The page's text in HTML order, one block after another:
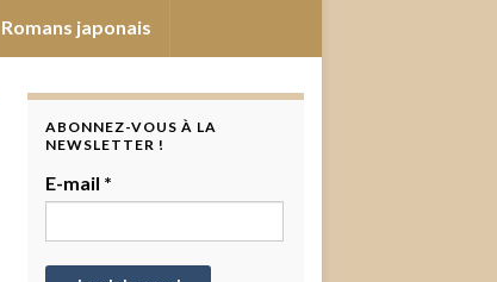
Romans japonais
ABONNEZ-VOUS À LA
NEWSLETTER !
E-mail *